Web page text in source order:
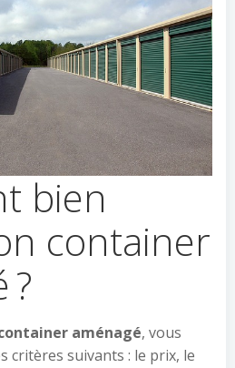
bien
container
?
aménagé, vous
critères suivants : le prix, le